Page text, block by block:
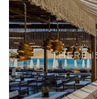
Elections 2023
Γλώσσα
Ελληνικά English